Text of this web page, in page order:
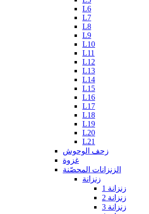
L6
L7
L8
L9
L10
L11
L12
L13
L14
L15
L16
L17
L18
L19
L20
L21
زحف الوحوش
غزوة
الزنزانات المحصّنة
زنزانة
زنزانة 1
زنزانة 2
زنزانة 3